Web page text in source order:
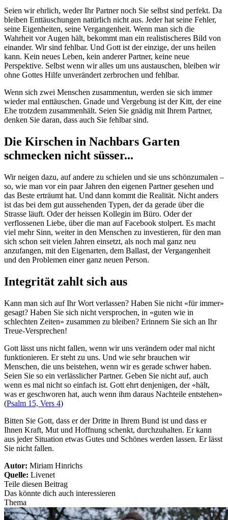
Seien wir ehrlich, weder Ihr Partner noch Sie selbst sind perfekt. Da
bleiben Enttäuschungen natürlich nicht aus. Jeder hat seine Fehler,
seine Eigenheiten, seine Vergangenheit. Wenn man sich die
Wahrheit vor Augen hält, bekommt man ein realistischeres Bild von
einander. Wir sind fehlbar. Und Gott ist der einzige, der uns heilen
kann. Kein neues Leben, kein anderer Partner, keine neue
Perspektive. Selbst wenn wir alles um uns austauschen, bleiben wir
ohne Gottes Hilfe unverändert zerbrochen und fehlbar.
Wenn sich zwei Menschen zusammentun, werden sie sich immer
wieder mal enttäuschen. Gnade und Vergebung ist der Kitt, der eine
Ehe trotzdem zusammenhält. Seien Sie gnädig mit Ihrem Partner,
denken Sie daran, dass auch Sie fehlbar sind.
Die Kirschen in Nachbars Garten
schmecken nicht süsser...
Wir neigen dazu, auf andere zu schielen und sie uns schönzumalen –
so, wie man vor ein paar Jahren den eigenen Partner gesehen und
das Beste erträumt hat. Und dann kommt die Realität. Nicht anders
ist das bei dem gut aussehenden Typen, der da gerade über die
Strasse läuft. Oder der heissen Kollegin im Büro. Oder der
verflossenen Liebe, über die man auf Facebook stolpert. Es macht
viel mehr Sinn, weiter in den Menschen zu investieren, für den man
sich schon seit vielen Jahren einsetzt, als noch mal ganz neu
anzufangen, mit den Eigenarten, dem Ballast, der Vergangenheit
und den Problemen einer ganz neuen Person.
Integrität zahlt sich aus
Kann man sich auf Ihr Wort verlassen? Haben Sie nicht «für immer»
gesagt? Haben Sie sich nicht versprochen, in «guten wie in
schlechten Zeiten» zusammen zu bleiben? Erinnern Sie sich an Ihr
Treue-Versprechen!
Gott lässt uns nicht fallen, wenn wir uns verändern oder mal nicht
funktionieren. Er steht zu uns. Und wie sehr brauchen wir
Menschen, die uns beistehen, wenn wir es gerade schwer haben.
Seien Sie so ein verlässlicher Partner. Geben Sie nicht auf, auch
wenn es mal nicht so einfach ist. Gott ehrt denjenigen, der «hält,
was er geschworen hat, auch wenn ihm daraus Nachteile entstehen»
(Psalm 15, Vers 4)
Bitten Sie Gott, dass er der Dritte in Ihrem Bund ist und dass er
Ihnen Kraft, Mut und Hoffnung schenkt, durchzuhalten. Er kann
aus jeder Situation etwas Gutes und Schönes werden lassen. Er lässt
Sie nicht fallen.
Autor: Miriam Hinrichs
Quelle: Livenet
Teile diesen Beitrag
Das könnte dich auch interessieren
Thema